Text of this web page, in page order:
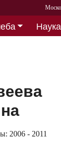
Наука
2006 - 2011